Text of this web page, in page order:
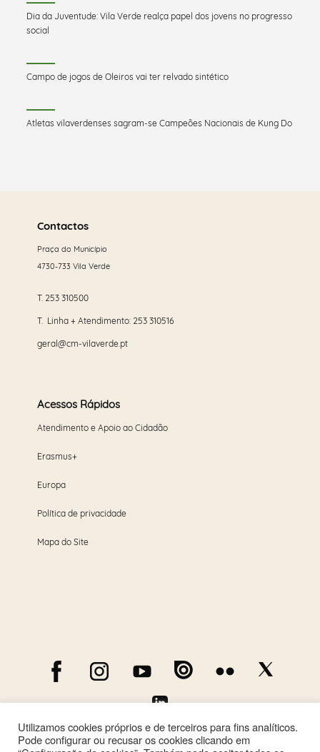
Dia da Juventude: Vila Verde realça papel dos jovens no progresso
social
Campo de jogos de Oleiros vai ter relvado sintético
Atletas vilaverdenses sagram-se Campeões Nacionais de Kung Do
maisContactos
Praça do Município
4730-733 Vila Verde
T. 253 310500
T. Linha + Atendimento: 253 310516
geral@cm-vilaverde.pt
Acessos Rápidos
Atendimento e Apoio ao Cidadão
Erasmus+
Europa
Política de privacidade
Mapa do Site
Utilizamos cookies próprios e de terceiros para fins analíticos.
Pode configurar ou recusar os cookies clicando em